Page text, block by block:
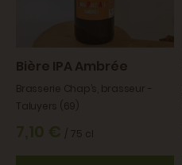
Bière IPA Ambrée
Brasserie Chap’s, brasseur -
Taluyers (69)
7,10 € / 75 cl